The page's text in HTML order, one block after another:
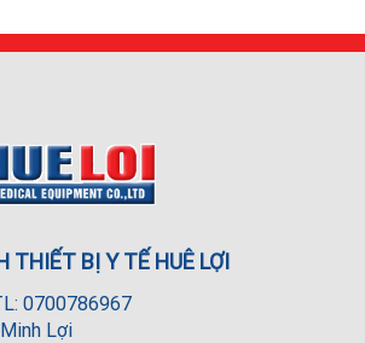
THIẾT BỊ Y TẾ HUÊ LỢI
0700786967
Lợi